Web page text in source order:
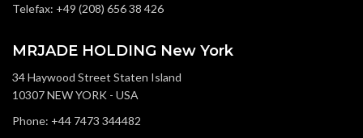
Telefax: +49 (208) 656 38 426
MRJADE HOLDING New York
34 Haywood Street Staten Island
10307 NEW YORK - USA
Phone: +44 7473 344482